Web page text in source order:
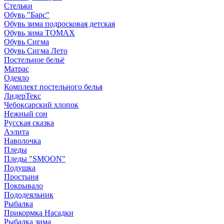
Стельки
Обувь "Барс"
Обувь зима подросковая детская
Обувь зима ТОМАХ
Обувь Сигма
Обувь Сигма Лето
Постельное бельё
Матрас
Одеяло
Комплект постельного белья
ЛидерТекс
Чебоксарский хлопок
Нежный сон
Русская сказка
Аэлита
Наволочка
Пледы
Пледы "SMOON"
Подушка
Простыня
Покрывало
Пододеяльник
Рыбалка
Прикормка Насадки
Рыбалка зима